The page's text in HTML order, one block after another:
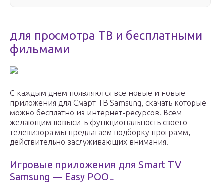
для просмотра ТВ и бесплатными
фильмами
С каждым днем появляются все новые и новые
приложения для Смарт ТВ Samsung, скачать которые
можно бесплатно из интернет-ресурсов. Всем
желающим повысить функциональность своего
телевизора мы предлагаем подборку программ,
действительно заслуживающих внимания.
Игровые приложения для Smart TV
Samsung — Easy POOL